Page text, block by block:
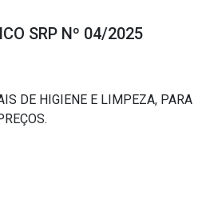
SRP Nº 04/2025
DE HIGIENE E LIMPEZA, PARA